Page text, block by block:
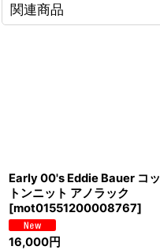
関連商品
Early 00's Eddie Bauer コッ
トンニット アノラック
[mot01551200008767]
16,000円